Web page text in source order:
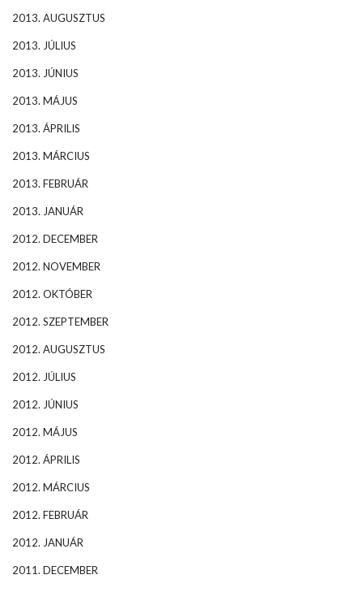
2013. AUGUSZTUS
2013. JÚLIUS
2013. JÚNIUS
2013. MÁJUS
2013. ÁPRILIS
2013. MÁRCIUS
2013. FEBRUÁR
2013. JANUÁR
2012. DECEMBER
2012. NOVEMBER
2012. OKTÓBER
2012. SZEPTEMBER
2012. AUGUSZTUS
2012. JÚLIUS
2012. JÚNIUS
2012. MÁJUS
2012. ÁPRILIS
2012. MÁRCIUS
2012. FEBRUÁR
2012. JANUÁR
2011. DECEMBER